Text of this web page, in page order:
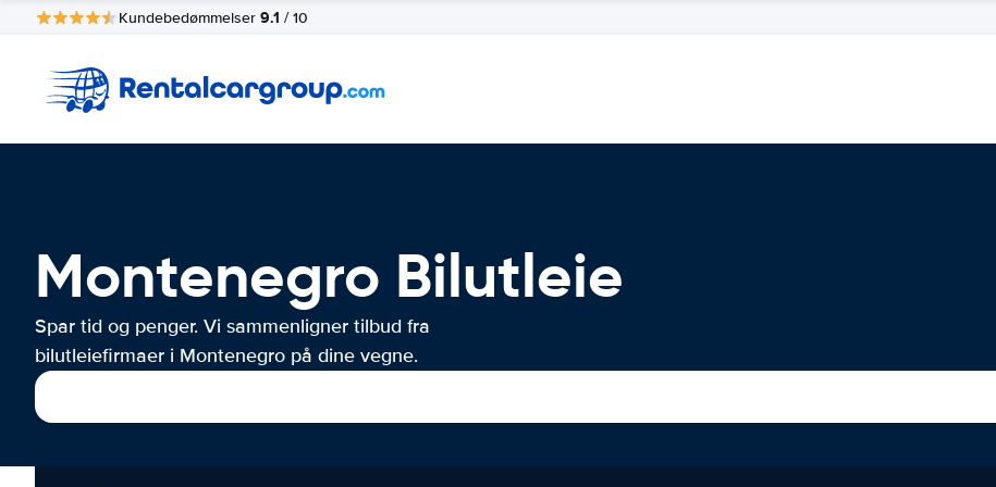
Kundebedømmelser 9.1 / 10
Montenegro Bilutleie
Spar tid og penger. Vi sammenligner tilbud fra
bilutleiefirmaer i Montenegro på dine vegne.